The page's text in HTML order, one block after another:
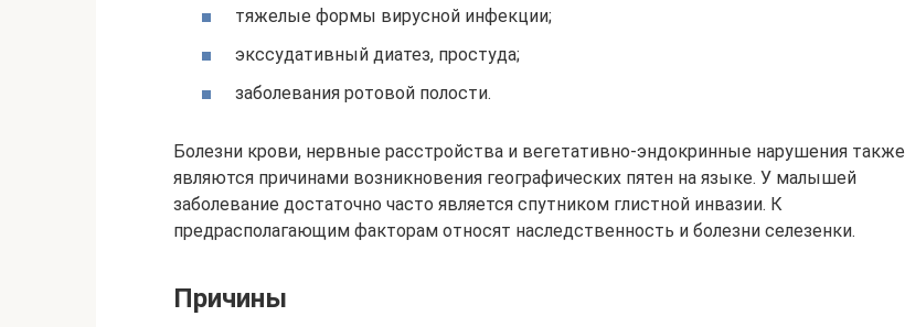
тяжелые формы вирусной инфекции;
экссудативный диатез, простуда;
заболевания ротовой полости.
Болезни крови, нервные расстройства и вегетативно-эндокринные нарушения также
являются причинами возникновения географических пятен на языке. У малышей
заболевание достаточно часто является спутником глистной инвазии. К
предрасполагающим факторам относят наследственность и болезни селезенки.
Причины